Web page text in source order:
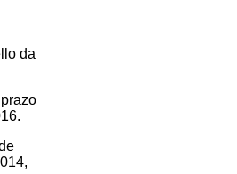
da